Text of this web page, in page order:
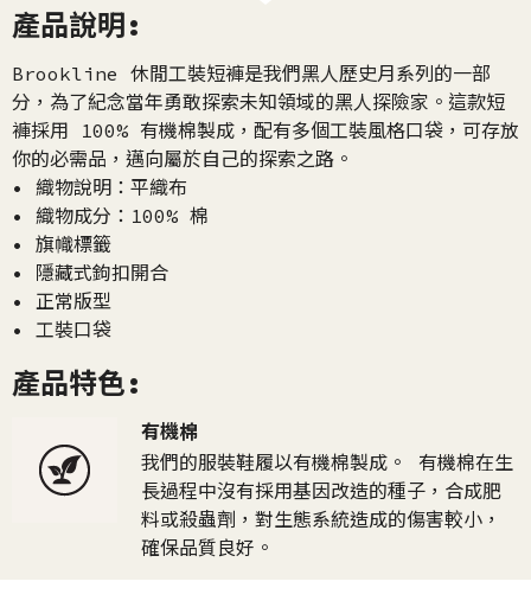
產品說明:
Brookline 休閒工裝短褲是我們黑人歷史月系列的一部
分，為了紀念當年勇敢探索未知領域的黑人探險家。這款短
褲採用 100% 有機棉製成，配有多個工裝風格口袋，可存放
你的必需品，邁向屬於自己的探索之路。
• 織物說明：平織布
• 織物成分：100% 棉
• 旗幟標籤
• 隱藏式鉤扣開合
• 正常版型
• 工裝口袋
產品特色:
有機棉
我們的服裝鞋履以有機棉製成。 有機棉在生
長過程中沒有採用基因改造的種子，合成肥
料或殺蟲劑，對生態系統造成的傷害較小，
確保品質良好。